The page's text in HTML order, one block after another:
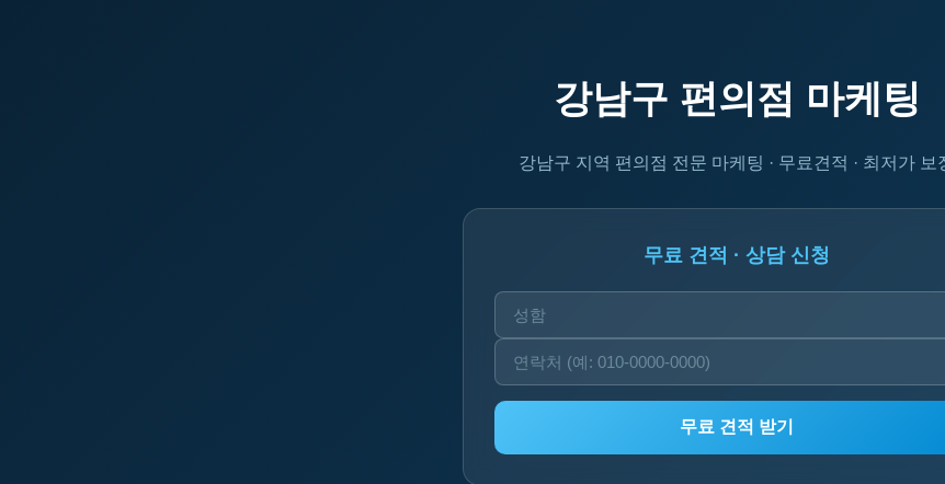
강남구 편의점 마케팅
강남구 지역 편의점 전문 마케팅 · 무료견적 · 최저가 보
무료 견적 · 상담 신청
무료 견적 받기